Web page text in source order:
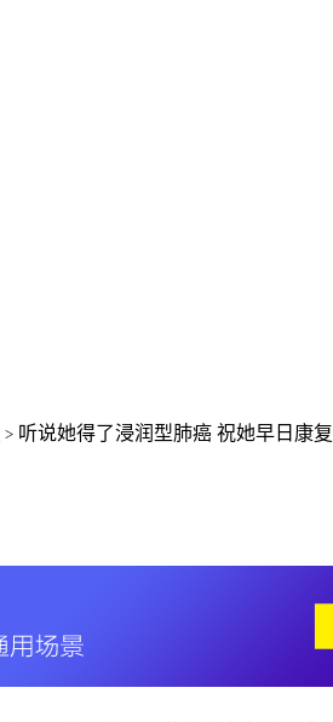
> 听说她得了浸润型肺癌 祝她早日康复